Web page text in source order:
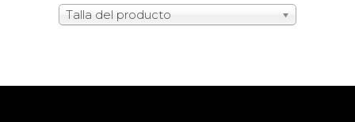
Talla del producto